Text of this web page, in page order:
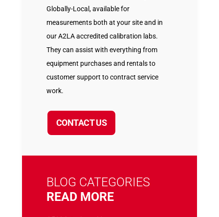
Globally-Local, available for
measurements both at your site and in
our A2LA accredited calibration labs.
They can assist with everything from
equipment purchases and rentals to
customer support to contract service
work.
CONTACT US
BLOG CATEGORIES
READ MORE